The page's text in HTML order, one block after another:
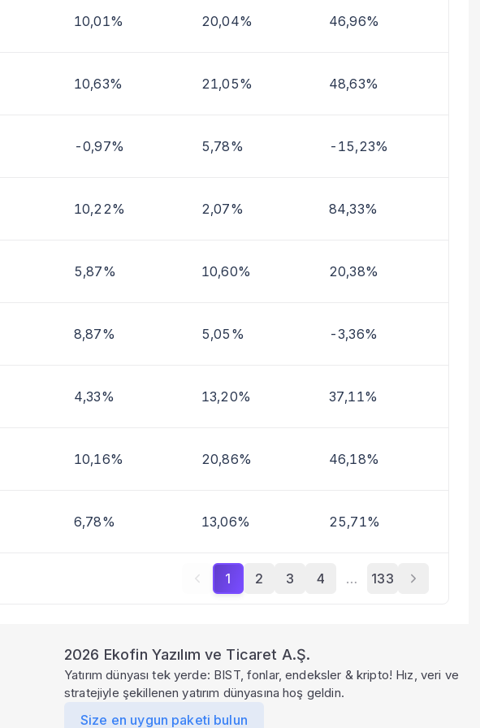
10,01% 20,04% 46,96%
10,63% 21,05% 48,63%
-0,97% 5,78% -15,23%
10,22% 2,07% 84,33%
5,87% 10,60% 20,38%
8,87% 5,05% -3,36%
4,33% 13,20% 37,11%
10,16% 20,86% 46,18%
6,78% 13,06% 25,71%
1 2 3 4 … 133
2026 Ekofin Yazılım ve Ticaret A.Ş.
Yatırım dünyası tek yerde: BIST, fonlar, endeksler & kripto! Hız, veri ve
stratejiyle şekillenen yatırım dünyasına hoş geldin.
Size en uygun paketi bulun